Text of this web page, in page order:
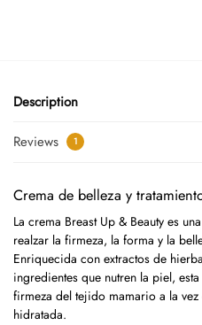
Description
Reviews 1
Crema de belleza y
La crema Breast Up & Beauty es
realzar la firmeza, la forma y la
Enriquecida con extractos de
ingredientes que nutren la piel,
firmeza del tejido mamario a la
hidratada.